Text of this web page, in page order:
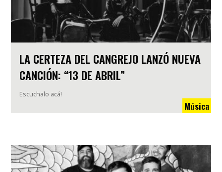
LA CERTEZA DEL CANGREJO LANZÓ NUEVA
CANCIÓN: “13 DE ABRIL”
Escuchalo acá!
Música